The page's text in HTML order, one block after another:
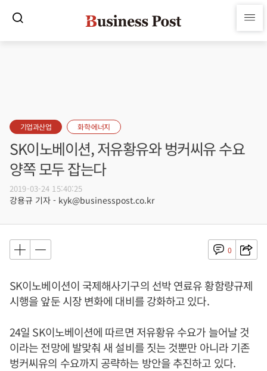
기업과산업 화학·에너지
SK이노베이션, 저유황유와 벙커씨유 수요
양쪽 모두 잡는다
2019-03-24 15:40:25
강용규 기자 - kyk@businesspost.co.kr
0
SK이노베이션이 국제해사기구의 선박 연료유 황함량규제
시행을 앞둔 시장 변화에 대비를 강화하고 있다.
24일 SK이노베이션에 따르면 저유황유 수요가 늘어날 것
이라는 전망에 발맞춰 새 설비를 짓는 것뿐만 아니라 기존
벙커씨유의 수요까지 공략하는 방안을 추진하고 있다.